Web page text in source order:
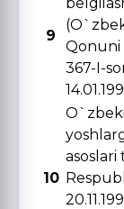
9
Qonuni
367-I-
10